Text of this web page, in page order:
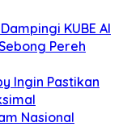
KUBE Al
Pereh
Ingin Pastikan
Nasional